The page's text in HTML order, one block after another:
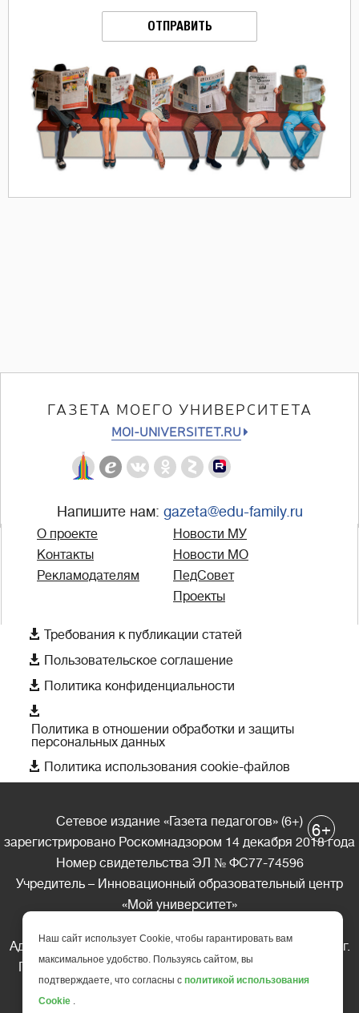
ОТПРАВИТЬ
ГАЗЕТА МОЕГО УНИВЕРСИТЕТА
MOI-UNIVERSITET.RU
Напишите нам: gazeta@edu-family.ru
О проекте
Контакты
Рекламодателям
Новости МУ
Новости МО
ПедСовет
Проекты
 Требования к публикации статей
 Пользовательское соглашение
 Политика конфиденциальности

Политика в отношении обработки и защиты
персональных данных
 Политика использования cookie-файлов
Сетевое издание «Газета педагогов» (6+)
зарегистрировано Роскомнадзором 14 декабря 2018 года
Номер свидетельства ЭЛ № ФС77-74596
Учредитель – Инновационный образовательный центр
«Мой университет»
Адрес редакции: 185035 Россия, Республика Карелия, г.
Петрозаводск, ул. Фридриха Энгельса д.10, офис 211
Телефон редакции: +7 (499) 685-10-45
6+
Наш сайт использует Cookie, чтобы гарантировать вам
максимальное удобство. Пользуясь сайтом, вы
подтверждаете, что согласны с политикой использования
Cookie .